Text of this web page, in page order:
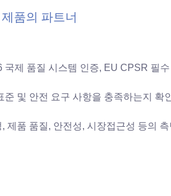
품의 파트너
국제 품질 시스템 인증, EU CPSR 필
및 안전 요구 사항을 충족하는지 확
제품 품질, 안전성, 시장접근성 등의 측